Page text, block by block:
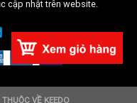
cập nhật trên website.
THUỘC VỀ KEEDO